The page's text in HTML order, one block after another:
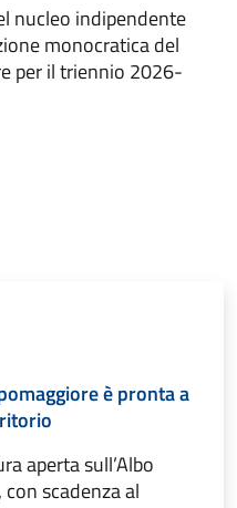
nucleo indipendente
monocratica del
per il triennio 2026-
è pronta a
aperta sull’Albo
scadenza al